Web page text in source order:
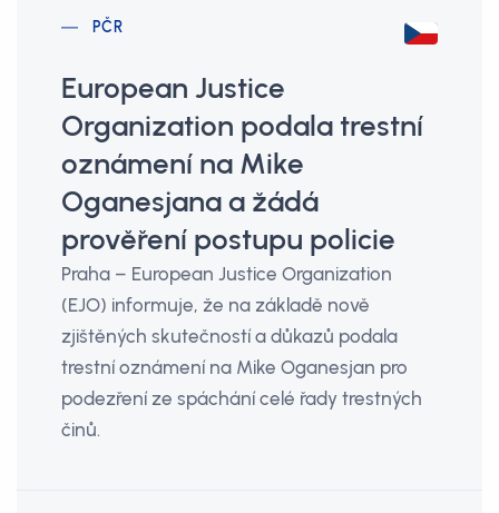
PČR
European Justice
Organization podala trestní
oznámení na Mike
Oganesjana a žádá
prověření postupu policie
Praha – European Justice Organization
(EJO) informuje, že na základě nově
zjištěných skutečností a důkazů podala
trestní oznámení na Mike Oganesjan pro
podezření ze spáchání celé řady trestných
činů.